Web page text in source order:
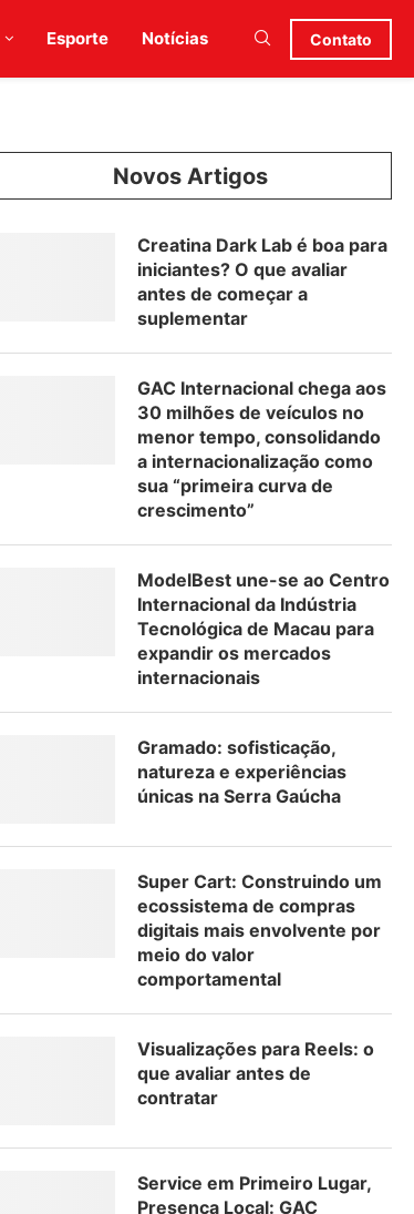
Esporte Notícias Contato
Novos Artigos
Creatina Dark Lab é boa para
iniciantes? O que avaliar
antes de começar a
suplementar
GAC Internacional chega aos
30 milhões de veículos no
menor tempo, consolidando
a internacionalização como
sua “primeira curva de
crescimento”
ModelBest une-se ao Centro
Internacional da Indústria
Tecnológica de Macau para
expandir os mercados
internacionais
Gramado: sofisticação,
natureza e experiências
únicas na Serra Gaúcha
Super Cart: Construindo um
ecossistema de compras
digitais mais envolvente por
meio do valor
comportamental
Visualizações para Reels: o
que avaliar antes de
contratar
Service em Primeiro Lugar,
Presença Local: GAC